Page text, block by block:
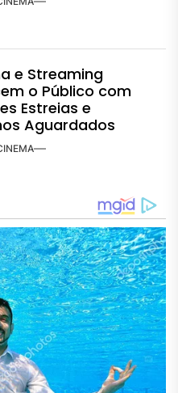
e Streaming
o Público com
Estreias e
Aguardados